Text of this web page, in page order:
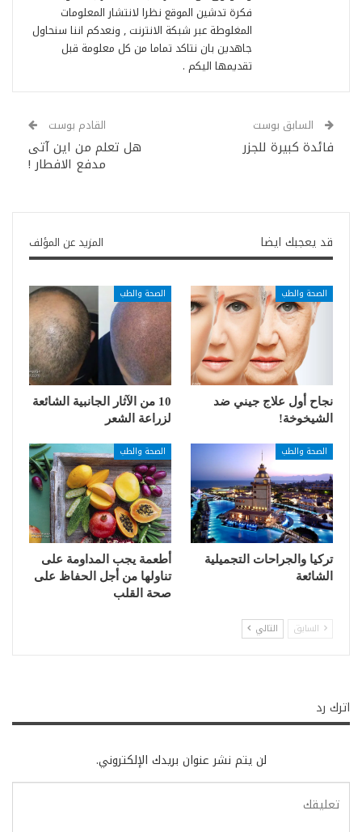
فكرة تدشين الموقع نظرا لانتشار المعلومات
المغلوطة عبر شبكة الانترنت , ونعدكم اننا سنحاول
جاهدين بان نتاكد تماما من كل معلومة قبل
تقديمها اليكم .
السابق بوست
فائدة كبيرة للجزر
القادم بوست
هل تعلم من اين آتى
مدفع الافطار !
قد يعجبك ايضا المزيد عن المؤلف
الصحة والطب
نجاح أول علاج جيني ضد
الشيخوخة!
الصحة والطب
10 من الآثار الجانبية الشائعة
لزراعة الشعر
الصحة والطب
تركيا والجراحات التجميلية
الشائعة
الصحة والطب
أطعمة يجب المداومة على
تناولها من أجل الحفاظ على
صحة القلب
السابق التالي
اترك رد
لن يتم نشر عنوان بريدك الإلكتروني.